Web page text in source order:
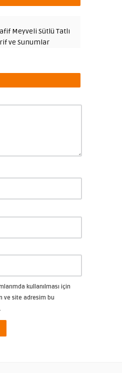
Meyveli Sütlü Tatlı
ve Sunumlar
kullanılması için
ve site adresim bu